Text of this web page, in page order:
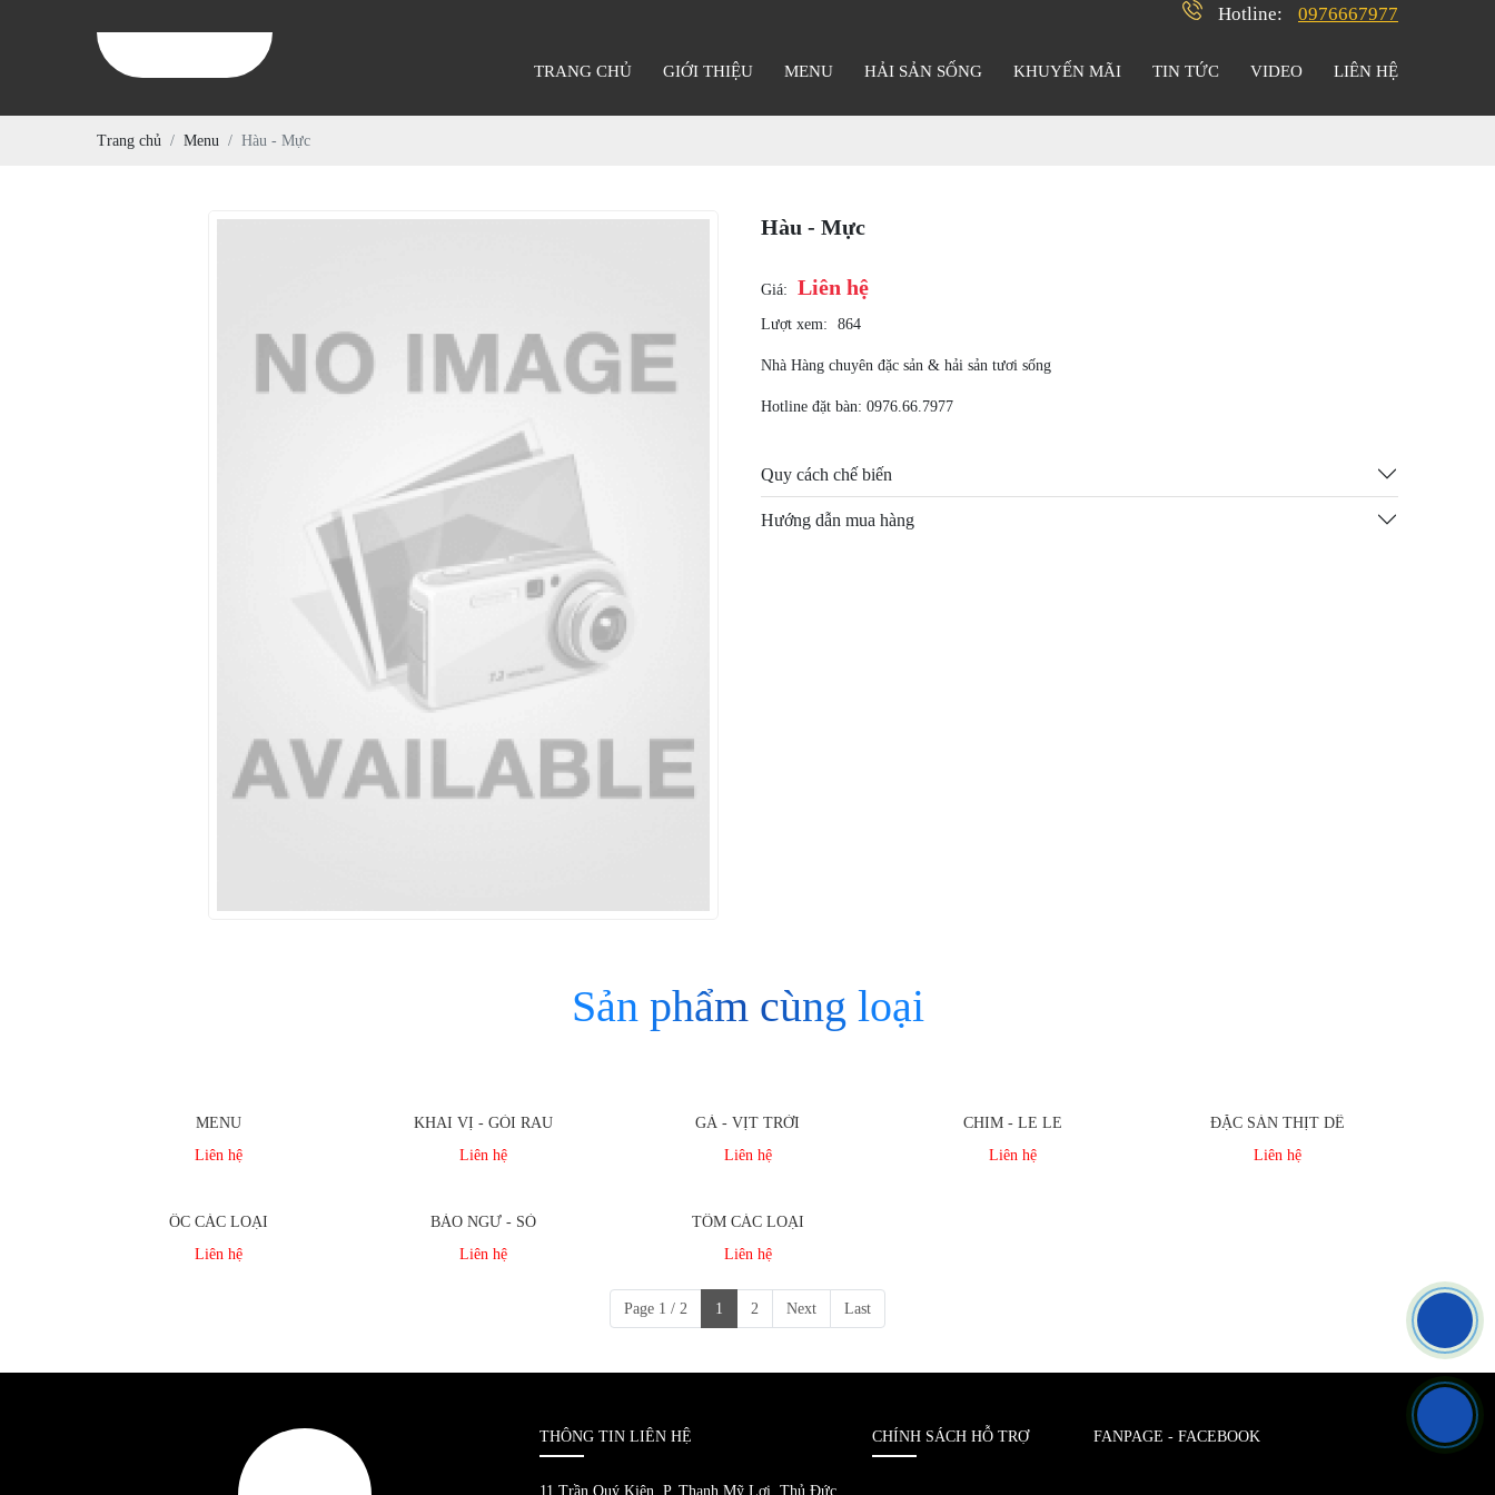
Hotline: 0976667977
TRANG CHỦ GIỚI THIỆU MENU HẢI SẢN SỐNG KHUYẾN MÃI TIN TỨC VIDEO LIÊN HỆ
Trang chủ Menu Hàu - Mực
Hàu - Mực
Giá: Liên hệ
Lượt xem: 864
Nhà Hàng chuyên đặc sản & hải sản tươi sống
Hotline đặt bàn: 0976.66.7977
Quy cách chế biến
Hướng dẫn mua hàng
Sản phẩm cùng loại
MENU
Liên hệ
KHAI VỊ - GỎI RAU
Liên hệ
GÀ - VỊT TRỜI
Liên hệ
CHIM - LE LE
Liên hệ
ĐẶC SẢN THỊT DÊ
Liên hệ
ỐC CÁC LOẠI
Liên hệ
BÀO NGƯ - SÒ
Liên hệ
TÔM CÁC LOẠI
Liên hệ
Page 1 / 2 1 2 Next Last
THÔNG TIN LIÊN HỆ
11 Trần Quý Kiên, P. Thạnh Mỹ Lợi, Thủ Đức,
CHÍNH SÁCH HỖ TRỢ FANPAGE - FACEBOOK